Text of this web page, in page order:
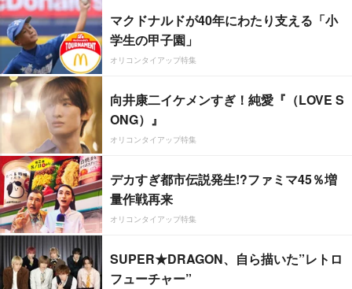
マクドナルドが40年にわたり支える「小
学生の甲子園」
オリコンタイアップ特集
向井康二イケメンすぎ！純愛『（LOVE S
ONG）』
オリコンタイアップ特集
デカすぎ都市伝説発生!?ファミマ45％増
量作戦再来
オリコンタイアップ特集
SUPER★DRAGON、自ら描いた”レトロ
フューチャー”